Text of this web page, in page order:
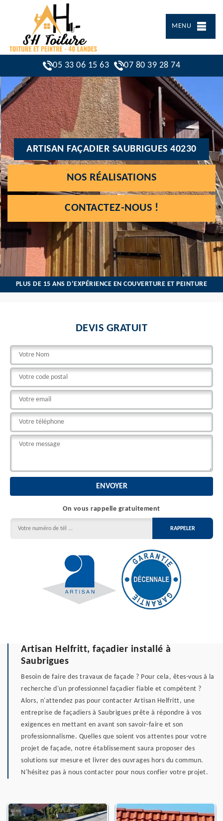
MENU
05 33 06 15 63 07 80 39 28 74
ARTISAN FAÇADIER SAUBRIGUES 40230
NOS RÉALISATIONS
CONTACTEZ-NOUS !
PLUS DE 15 ANS D’EXPÉRIENCE EN COUVERTURE ET PEINTURE
DEVIS GRATUIT
On vous rappelle gratuitement
Artisan Helfritt, façadier installé à
Saubrigues
Besoin de faire des travaux de façade ? Pour cela, êtes-vous à la
recherche d'un professionnel façadier fiable et compétent ?
Alors, n'attendez pas pour contacter Artisan Helfritt, une
entreprise de façadiers à Saubrigues prête à répondre à vos
exigences en mettant en avant son savoir-faire et son
professionnalisme. Quelles que soient vos attentes pour votre
projet de façade, notre établissement saura proposer des
solutions sur mesure et livrer des ouvrages hors du commun.
N'hésitez pas à nous contacter pour nous confier votre projet.